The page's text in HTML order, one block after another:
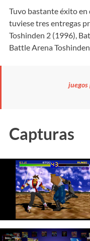
Tuvo bastante éxito en
tuviese tres entregas
Toshinden 2 (1996),
Battle Arena
juegos
Capturas